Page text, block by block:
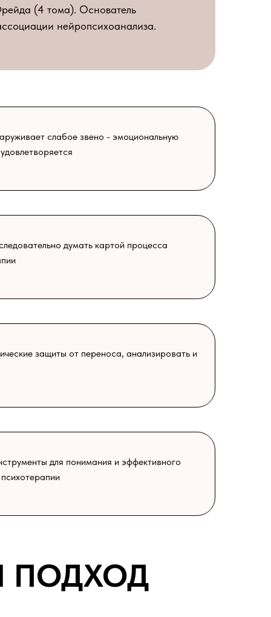
(4 тома). Основатель
нейропсихоанализа.
слабое звено - эмоциональную
думать картой процесса
защиты от переноса, анализировать и
для понимания и эффективного
ПОДХОД